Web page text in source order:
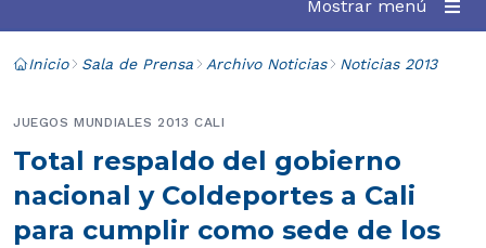
Mostrar menú
Inicio Sala de Prensa Archivo Noticias Noticias 2013
Total respaldo del gobierno
nacional y Coldeportes a Cali
para cumplir como sede de los
JUEGOS MUNDIALES 2013 CALI